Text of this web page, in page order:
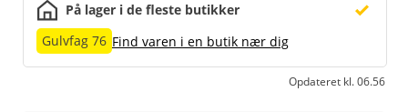
På lager i de fleste butikker
Gulvfag 76 Find varen i en butik nær dig
Opdateret kl. 06.56